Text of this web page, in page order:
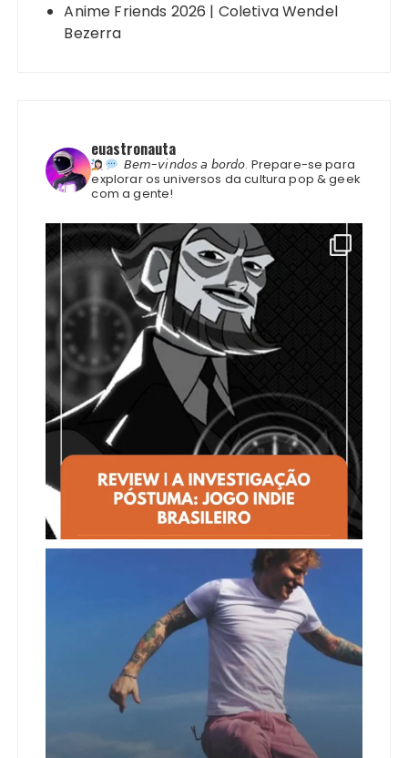
Anime Friends 2026 | Coletiva Wendel
Bezerra
euastronauta
𝘉𝘦𝘮-𝘷𝘪𝘯𝘥𝘰𝘴 𝘢 𝘣𝘰𝘳𝘥𝘰. Prepare-se para
explorar os universos da cultura pop & geek
com a gente!